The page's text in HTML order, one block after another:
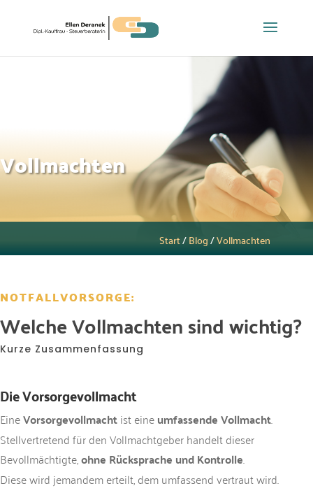
Vollmachten
Start/Blog/Vollmachten
NOTFALLVORSORGE:
Welche Vollmachten sind wichtig?
Kurze Zusammenfassung
Die Vorsorgevollmacht
EineVorsorgevollmachtist eineumfassende Vollmacht.
Stellvertretend für den Vollmachtgeber handelt dieser
Bevollmächtigte,ohne Rücksprache und Kontrolle.
Diese wird jemandem erteilt, dem umfassend vertraut wird.